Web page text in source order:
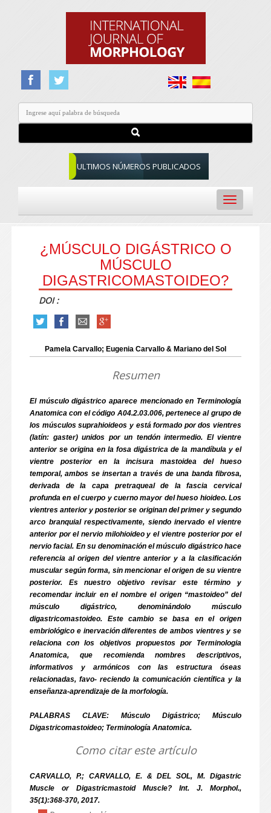
ULTIMOS NÚMEROS PUBLICADOS
Toggle
navigation
¿MÚSCULO DIGÁSTRICO O
MÚSCULO
DIGASTRICOMASTOIDEO?
DOI :
Pamela Carvallo; Eugenia Carvallo & Mariano del Sol
Resumen
El músculo digástrico aparece mencionado en Terminología
Anatomica con el código A04.2.03.006, pertenece al grupo de
los músculos suprahioideos y está formado por dos vientres
(latín: gaster) unidos por un tendón intermedio. El vientre
anterior se origina en la fosa digástrica de la mandíbula y el
vientre posterior en la incisura mastoidea del hueso
temporal, ambos se insertan a través de una banda fibrosa,
derivada de la capa pretraqueal de la fascia cervical
profunda en el cuerpo y cuerno mayor del hueso hioideo. Los
vientres anterior y posterior se originan del primer y segundo
arco branquial respectivamente, siendo inervado el vientre
anterior por el nervio milohioideo y el vientre posterior por el
nervio facial. En su denominación el músculo digástrico hace
referencia al origen del vientre anterior y a la clasificación
muscular según forma, sin mencionar el origen de su vientre
posterior. Es nuestro objetivo revisar este término y
recomendar incluir en el nombre el origen “mastoideo” del
músculo digástrico, denominándolo músculo
digastricomastoideo. Este cambio se basa en el origen
embriológico e inervación diferentes de ambos vientres y se
relaciona con los objetivos propuestos por Terminologia
Anatomica, que recomienda nombres descriptivos,
informativos y armónicos con las estructura óseas
relacionadas, favo- reciendo la comunicación científica y la
enseñanza-aprendizaje de la morfología.
PALABRAS CLAVE: Músculo Digástrico; Músculo
Digastricomastoideo; Terminología Anatomica.
Como citar este artículo
CARVALLO, P.; CARVALLO, E. & DEL SOL, M. Digastric
Muscle or Digastricmastoid Muscle? Int. J. Morphol.,
35(1):368-370, 2017.